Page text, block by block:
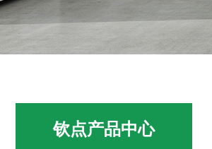
钦点产品中心